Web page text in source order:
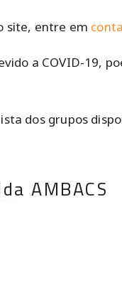
site, entre em
a COVID-19,
dos grupos
AMBACS